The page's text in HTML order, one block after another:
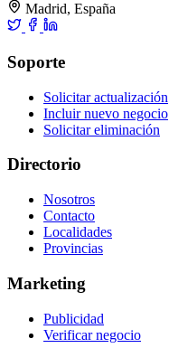
Madrid, España
Soporte
Solicitar actualización
Incluir nuevo negocio
Solicitar eliminación
Directorio
Nosotros
Contacto
Localidades
Provincias
Marketing
Publicidad
Verificar negocio